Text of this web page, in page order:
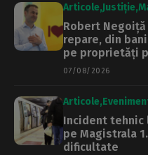
Articole Justiție
Robert Negoiță
repare, din
pe proprietăți
07/08/2026
Articole
Incident tehnic
pe Magistrala
dificultate